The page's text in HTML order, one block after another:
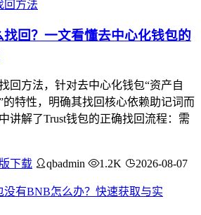
回？一文看懂去中心化钱包的
回方法，针对去中心化钱包“资产自
的特性，明确其找回核心依赖助记词而
讲解了Trust钱包的正确找回流程：需
下载 qbadmin 1.2K 2026-08-07